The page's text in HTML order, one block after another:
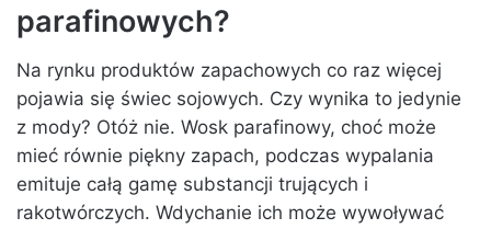
parafinowych?
Na rynku produktów zapachowych co raz więcej
pojawia się świec sojowych. Czy wynika to jedynie
z mody? Otóż nie. Wosk parafinowy, choć może
mieć równie piękny zapach, podczas wypalania
emituje całą gamę substancji trujących i
rakotwórczych. Wdychanie ich może wywoływać